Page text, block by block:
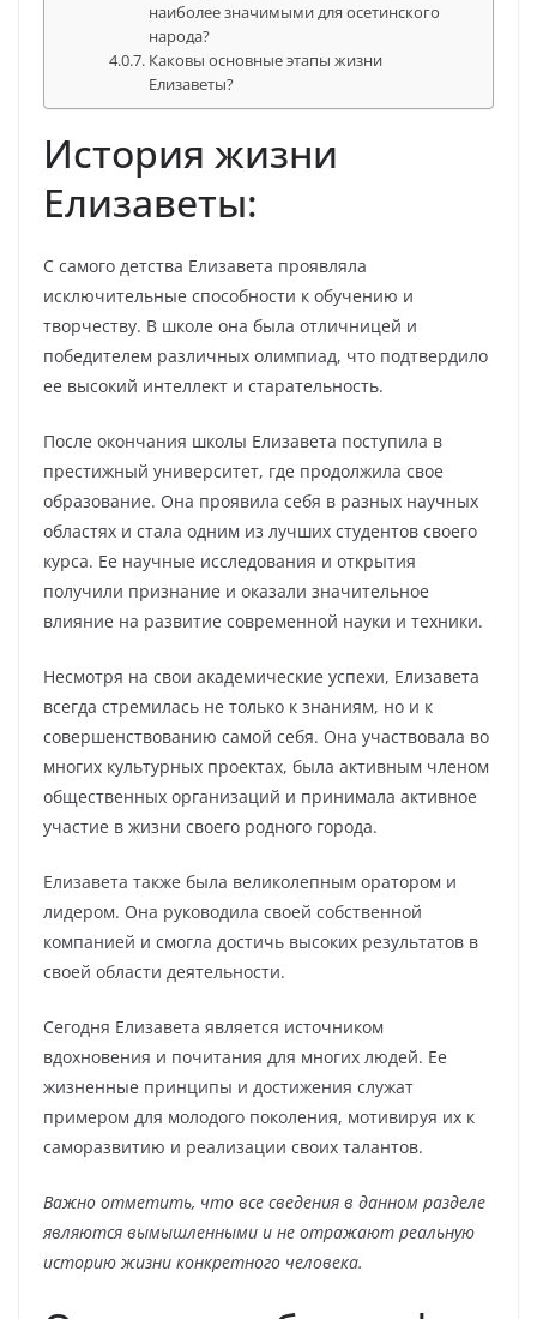
наиболее значимыми для осетинского
народа?
Каковы основные этапы жизни
Елизаветы?
История жизни
Елизаветы:
С самого детства Елизавета проявляла
исключительные способности к обучению и
творчеству. В школе она была отличницей и
победителем различных олимпиад, что подтвердило
ее высокий интеллект и старательность.
После окончания школы Елизавета поступила в
престижный университет, где продолжила свое
образование. Она проявила себя в разных научных
областях и стала одним из лучших студентов своего
курса. Ее научные исследования и открытия
получили признание и оказали значительное
влияние на развитие современной науки и техники.
Несмотря на свои академические успехи, Елизавета
всегда стремилась не только к знаниям, но и к
совершенствованию самой себя. Она участвовала во
многих культурных проектах, была активным членом
общественных организаций и принимала активное
участие в жизни своего родного города.
Елизавета также была великолепным оратором и
лидером. Она руководила своей собственной
компанией и смогла достичь высоких результатов в
своей области деятельности.
Сегодня Елизавета является источником
вдохновения и почитания для многих людей. Ее
жизненные принципы и достижения служат
примером для молодого поколения, мотивируя их к
саморазвитию и реализации своих талантов.
Важно отметить, что все сведения в данном разделе
являются вымышленными и не отражают реальную
историю жизни конкретного человека.